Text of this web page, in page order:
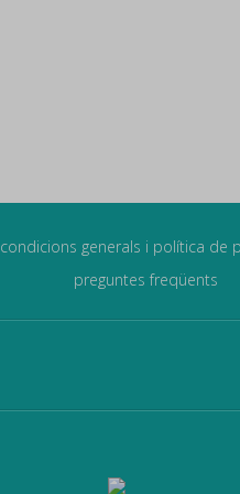
condicions generals i política de
preguntes freqüents